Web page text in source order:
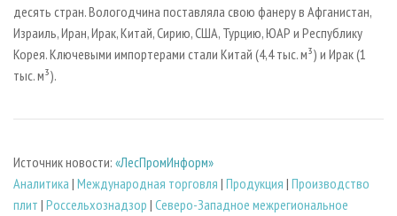
десять стран. Вологодчина поставляла свою фанеру в Афганистан,
Израиль, Иран, Ирак, Китай, Сирию, США, Турцию, ЮАР и Республику
Корея. Ключевыми импортерами стали Китай (4,4 тыс. м³) и Ирак (1
тыс. м³).
Источник новости: «ЛесПромИнформ»
Аналитика | Международная торговля | Продукция | Производство
плит | Россельхознадзор | Северо-Западное межрегиональное